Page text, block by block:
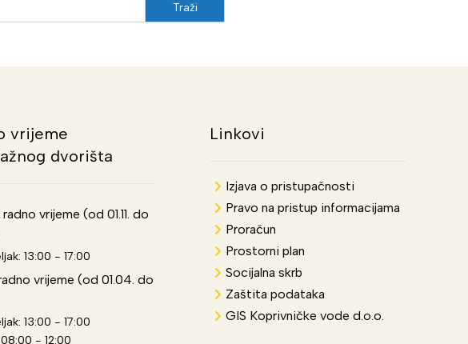
vrijeme
dvorišta
vrijeme (od 01.11. do
13:00 - 17:00
vrijeme (od 01.04. do
13:00 - 17:00
- 12:00
Linkovi
Izjava o pristupačnosti
Pravo na pristup informacijama
Proračun
Prostorni plan
Socijalna skrb
Zaštita podataka
GIS Koprivničke vode d.o.o.